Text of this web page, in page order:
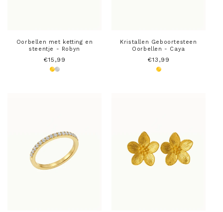
Oorbellen met ketting en
steentje - Robyn
Normale
prijs
€15,99
Kristallen Geboortesteen
Oorbellen - Caya
Normale
prijs
€13,99